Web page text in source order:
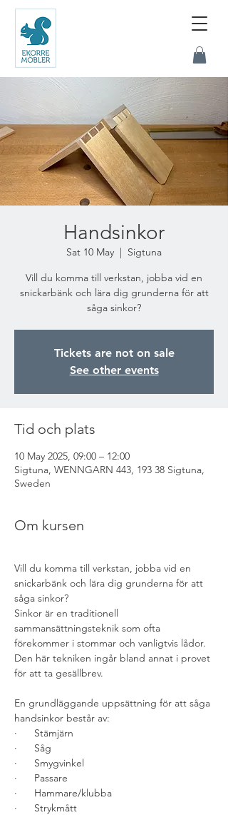
Handsinkor
Sat 10 May
  |
Sigtuna
Vill du komma till verkstan, jobba vid en
snickarbänk och lära dig grunderna för att
såga sinkor?
Tickets are not on sale
See other events
Tid och plats
10 May 2025, 09:00 – 12:00
Sigtuna, WENNGARN 443, 193 38 Sigtuna,
Sweden
Om kursen
Vill du komma till verkstan, jobba vid en
snickarbänk och lära dig grunderna för att
såga sinkor?
Sinkor är en traditionell
sammansättningsteknik som ofta
förekommer i stommar och vanligtvis lådor.
Den här tekniken ingår bland annat i provet
för att ta gesällbrev.
En grundläggande uppsättning för att såga
handsinkor består av:
·      Stämjärn
·      Såg
·      Smygvinkel
·      Passare
·      Hammare/klubba
·      Strykmått